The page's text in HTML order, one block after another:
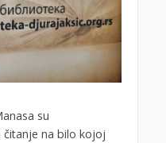
su
na bilo kojoj